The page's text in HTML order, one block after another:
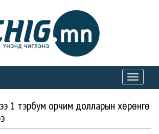
Toggle
1 тэрбум орчим долларын хөрөнгө